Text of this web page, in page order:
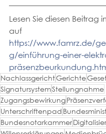
Lesen Sie diesen Beitrag
auf
https://www.famrz.de/
g/einführung-einer-
NachlassgerichtGerichte
SignatursystemStellungnahme
Zugangsbewirkung
Unterschriftenpad
Bundesnotarkammer